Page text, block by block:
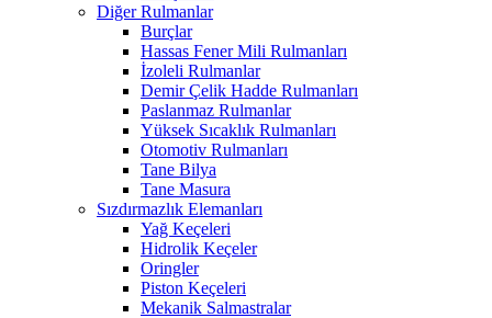
Diğer Rulmanlar
Burçlar
Hassas Fener Mili Rulmanları
İzoleli Rulmanlar
Demir Çelik Hadde Rulmanları
Paslanmaz Rulmanlar
Yüksek Sıcaklık Rulmanları
Otomotiv Rulmanları
Tane Bilya
Tane Masura
Sızdırmazlık Elemanları
Yağ Keçeleri
Hidrolik Keçeler
Oringler
Piston Keçeleri
Mekanik Salmastralar